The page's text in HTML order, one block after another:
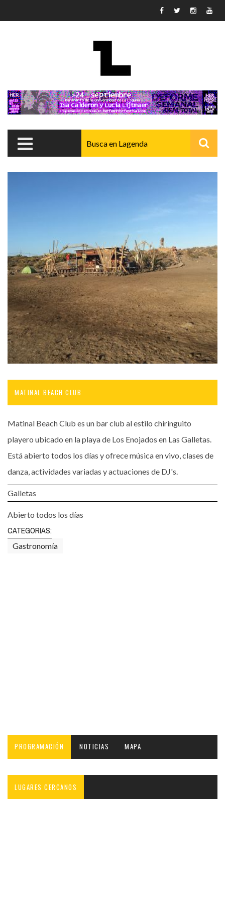
MATINAL BEACH CLUB
Matinal Beach Club es un bar club al estilo chiringuito
playero ubicado en la playa de Los Enojados en Las Galletas.
Está abierto todos los días y ofrece música en vivo, clases de
danza, actividades variadas y actuaciones de DJ's.
Galletas
Abierto todos los días
CATEGORIAS:
Gastronomía
PROGRAMACIÓN NOTICIAS MAPA
LUGARES CERCANOS